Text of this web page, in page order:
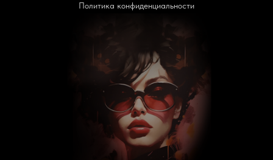
Политика конфиденциальности